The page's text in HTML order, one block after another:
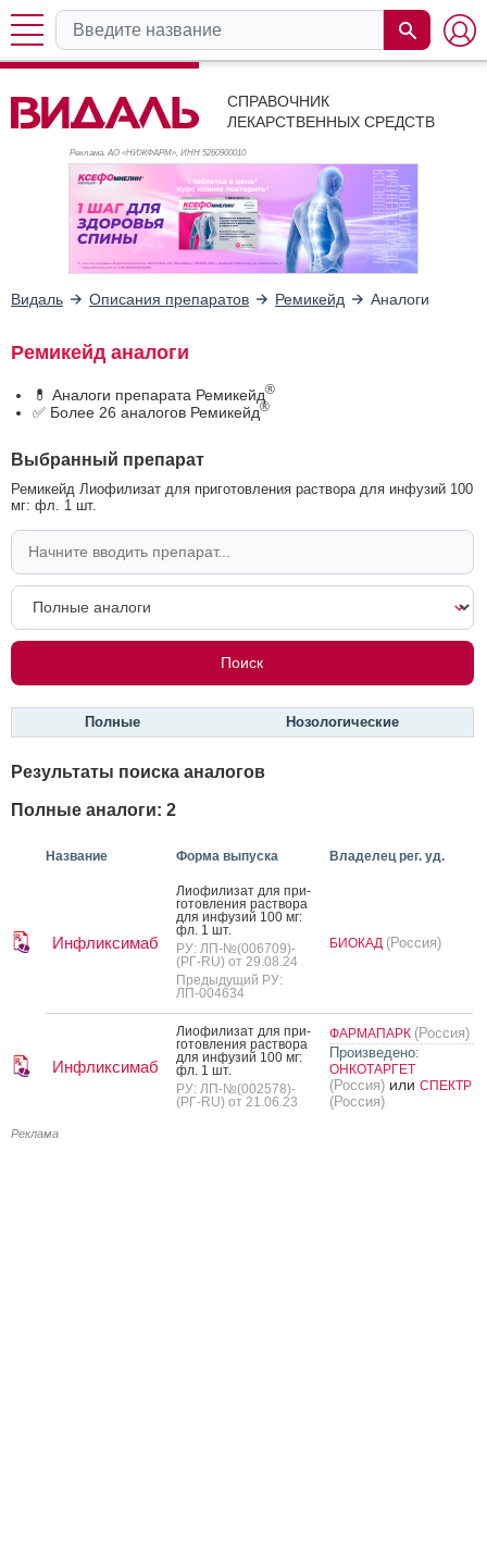
СПРАВОЧНИК
ЛЕКАРСТВЕННЫХ СРЕДСТВ
Реклама. АО «НИЖФАРМ», ИНН 5260900010
Видаль Описания препаратов Ремикейд Аналоги
Ремикейд аналоги
💊 Аналоги препарата Ремикейд®
✅ Более 26 аналогов Ремикейд®
Выбранный препарат
Ремикейд Лиофилизат для приготовления раствора для инфузий 100
мг: фл. 1 шт.
Полные Нозологические
Результаты поиска аналогов
Полные аналоги: 2
Название Форма выпуска Владелец рег. уд.
Инфликсимаб
Ли­офи­лизат для при­
готов­ле­ния рас­тво­ра
для ин­фу­зий 100 мг:
фл. 1 шт.
РУ: ЛП-№(006709)-
(РГ-RU) от 29.08.24
Предыдущий РУ:
ЛП-004634
БИОКАД (Россия)
Инфликсимаб
Ли­офи­лизат для при­
готов­ле­ния рас­тво­ра
для ин­фу­зий 100 мг:
фл. 1 шт.
РУ: ЛП-№(002578)-
(РГ-RU) от 21.06.23
ФАРМАПАРК (Россия)
Произведено:
ОНКОТАРГЕТ
(Россия) или СПЕКТР
(Россия)
Реклама